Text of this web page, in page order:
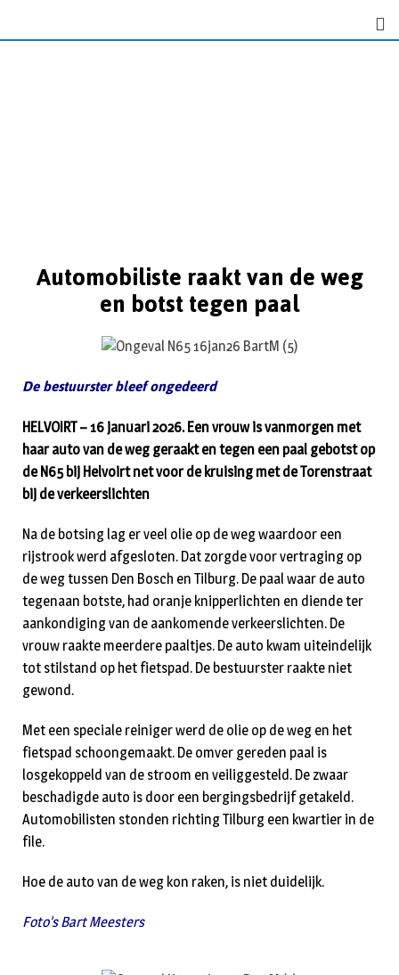
Automobiliste raakt van de weg
en botst tegen paal
De bestuurster bleef ongedeerd
HELVOIRT – 16 januari 2026. Een vrouw is vanmorgen met
haar auto van de weg geraakt en tegen een paal gebotst op
de N65 bij Helvoirt net voor de kruising met de Torenstraat
bij de verkeerslichten
Na de botsing lag er veel olie op de weg waardoor een
rijstrook werd afgesloten. Dat zorgde voor vertraging op
de weg tussen Den Bosch en Tilburg. De paal waar de auto
tegenaan botste, had oranje knipperlichten en diende ter
aankondiging van de aankomende verkeerslichten. De
vrouw raakte meerdere paaltjes. De auto kwam uiteindelijk
tot stilstand op het fietspad. De bestuurster raakte niet
gewond.
Met een speciale reiniger werd de olie op de weg en het
fietspad schoongemaakt. De omver gereden paal is
losgekoppeld van de stroom en veiliggesteld. De zwaar
beschadigde auto is door een bergingsbedrijf getakeld.
Automobilisten stonden richting Tilburg een kwartier in de
file.
Hoe de auto van de weg kon raken, is niet duidelijk.
Foto’s Bart Meesters